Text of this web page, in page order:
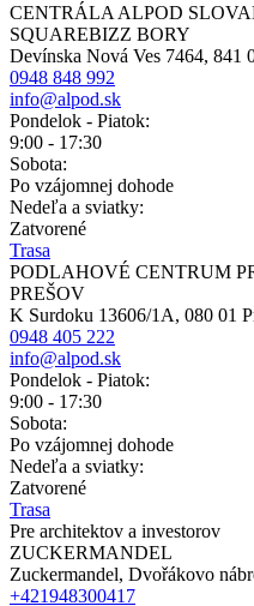
CENTRÁLA ALPOD
SQUAREBIZZ BORY
Devínska Nová Ves 7464, 841
0948 848 992
info@alpod.sk
Pondelok - Piatok:
9:00 - 17:30
Sobota:
Po vzájomnej dohode
Nedeľa a sviatky:
Zatvorené
Trasa
PODLAHOVÉ CENTRUM
PREŠOV
K Surdoku 13606/1A, 080 01
0948 405 222
info@alpod.sk
Pondelok - Piatok:
9:00 - 17:30
Sobota:
Po vzájomnej dohode
Nedeľa a sviatky:
Zatvorené
Trasa
Pre architektov a investorov
ZUCKERMANDEL
Zuckermandel, Dvořákovo
+421948300417